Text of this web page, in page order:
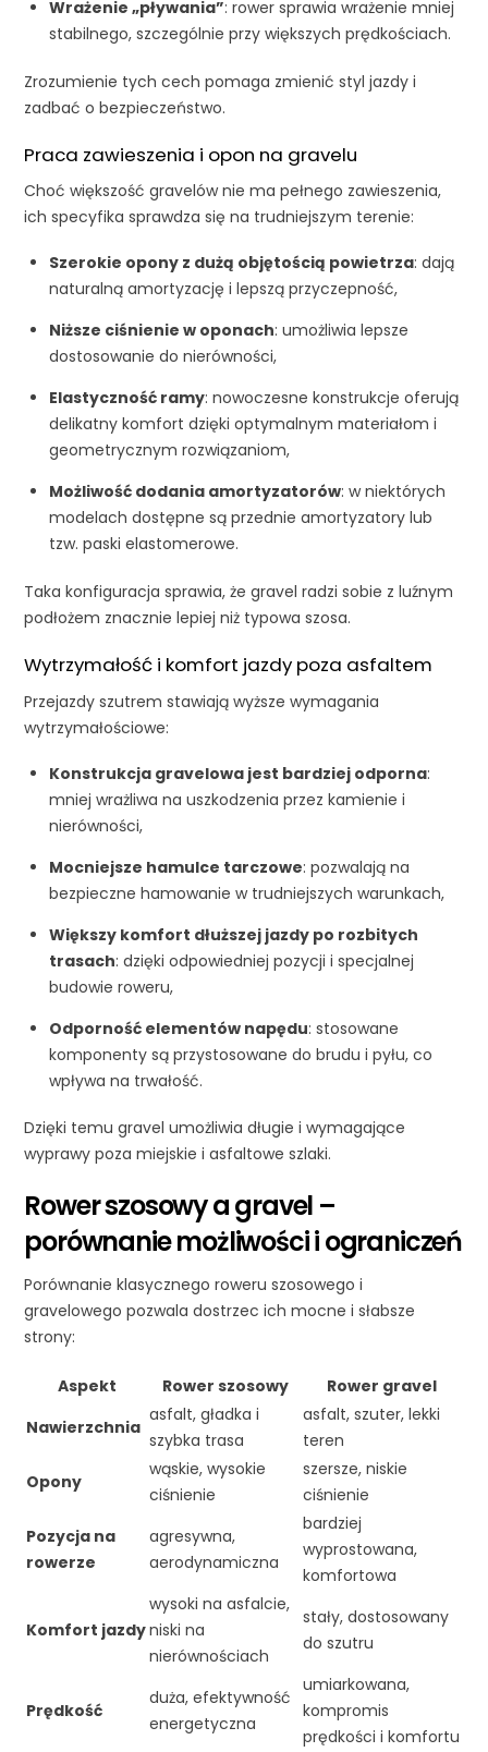
Wrażenie „pływania”: rower sprawia wrażenie mniej
stabilnego, szczególnie przy większych prędkościach.
Zrozumienie tych cech pomaga zmienić styl jazdy i
zadbać o bezpieczeństwo.
Praca zawieszenia i opon na gravelu
Choć większość gravelów nie ma pełnego zawieszenia,
ich specyfika sprawdza się na trudniejszym terenie:
Szerokie opony z dużą objętością powietrza: dają
naturalną amortyzację i lepszą przyczepność,
Niższe ciśnienie w oponach: umożliwia lepsze
dostosowanie do nierówności,
Elastyczność ramy: nowoczesne konstrukcje oferują
delikatny komfort dzięki optymalnym materiałom i
geometrycznym rozwiązaniom,
Możliwość dodania amortyzatorów: w niektórych
modelach dostępne są przednie amortyzatory lub
tzw. paski elastomerowe.
Taka konfiguracja sprawia, że gravel radzi sobie z luźnym
podłożem znacznie lepiej niż typowa szosa.
Wytrzymałość i komfort jazdy poza asfaltem
Przejazdy szutrem stawiają wyższe wymagania
wytrzymałościowe:
Konstrukcja gravelowa jest bardziej odporna:
mniej wrażliwa na uszkodzenia przez kamienie i
nierówności,
Mocniejsze hamulce tarczowe: pozwalają na
bezpieczne hamowanie w trudniejszych warunkach,
Większy komfort dłuższej jazdy po rozbitych
trasach: dzięki odpowiedniej pozycji i specjalnej
budowie roweru,
Odporność elementów napędu: stosowane
komponenty są przystosowane do brudu i pyłu, co
wpływa na trwałość.
Dzięki temu gravel umożliwia długie i wymagające
wyprawy poza miejskie i asfaltowe szlaki.
Rower szosowy a gravel –
porównanie możliwości i ograniczeń
Porównanie klasycznego roweru szosowego i
gravelowego pozwala dostrzec ich mocne i słabsze
strony:
Aspekt Rower szosowy
Rower gravel
Nawierzchnia
asfalt, gładka i
szybka trasa
asfalt, szuter, lekki
teren
Opony
wąskie, wysokie
ciśnienie
szersze, niskie
ciśnienie
Pozycja na
rowerze
agresywna,
aerodynamiczna
bardziej
wyprostowana,
komfortowa
Komfort jazdy
wysoki na asfalcie,
niski na
nierównościach
stały, dostosowany
do szutru
Prędkość
duża, efektywność
energetyczna
umiarkowana,
kompromis
prędkości i komfortu